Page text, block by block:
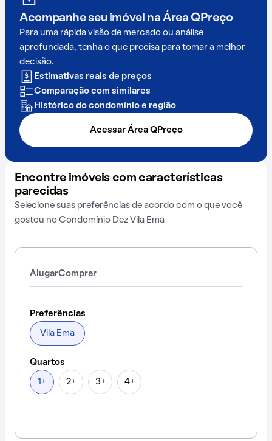
Acompanhe seu imóvel na Área QPreço
Para uma rápida visão de mercado ou análise
aprofundada, tenha o que precisa para tomar a melhor
decisão.
Estimativas reais de preços
Comparação com similares
Histórico do condomínio e região
Acessar Área QPreço
Encontre imóveis com características
parecidas
Selecione suas preferências de acordo com o que você
gostou no Condomínio Dez Vila Ema
AlugarComprar
Preferências
Vila Ema
Quartos
1+ 2+ 3+ 4+